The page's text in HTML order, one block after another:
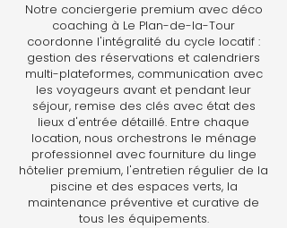
Notre conciergerie premium avec déco
coaching à Le Plan-de-la-Tour
coordonne l'intégralité du cycle locatif :
gestion des réservations et calendriers
multi-plateformes, communication avec
les voyageurs avant et pendant leur
séjour, remise des clés avec état des
lieux d'entrée détaillé. Entre chaque
location, nous orchestrons le ménage
professionnel avec fourniture du linge
hôtelier premium, l'entretien régulier de la
piscine et des espaces verts, la
maintenance préventive et curative de
tous les équipements.